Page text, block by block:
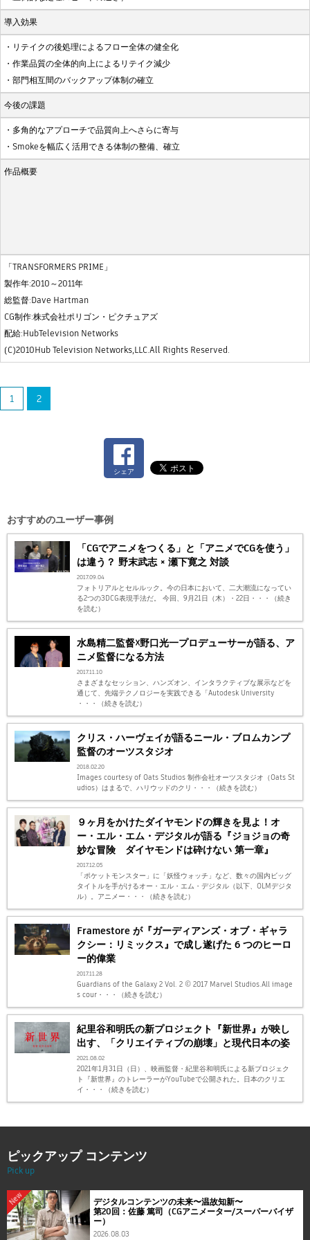
導入効果
・リテイクの後処理によるフロー全体の健全化
・作業品質の全体的向上によるリテイク減少
・部門相互間のバックアップ体制の確立
今後の課題
・多角的なアプローチで品質向上へさらに寄与
・Smokeを幅広く活用できる体制の整備、確立
作品概要
「TRANSFORMERS PRIME」
製作年:2010～2011年
総監督:Dave Hartman
CG制作:株式会社ポリゴン・ピクチュアズ
配給:HubTelevision Networks
(C)2010Hub Television Networks,LLC.All Rights Reserved.
1 2
シェア
おすすめのユーザー事例
「CGでアニメをつくる」と「アニメでCGを使う」
は違う？ 野末武志 × 瀬下寛之 対談
2017.09.04
フォトリアルとセルルック。今の日本において、二大潮流になってい
る2つの3DCG表現手法だ。 今回、9月21日（木）・22日・・・（続き
を読む）
水島精二監督☓野口光一プロデューサーが語る、ア
ニメ監督になる方法
2017.11.10
さまざまなセッション、ハンズオン、インタラクティブな展示などを
通じて、先端テクノロジーを実践できる「Autodesk University
・・・（続きを読む）
クリス・ハーヴェイが語るニール・ブロムカンプ
監督のオーツスタジオ
2018.02.20
Images courtesy of Oats Studios 制作会社オーツスタジオ（Oats St
udios）はまるで、ハリウッドのクリ・・・（続きを読む）
９ヶ月をかけたダイヤモンドの輝きを見よ！オ
ー・エル・エム・デジタルが語る『ジョジョの奇
妙な冒険 ダイヤモンドは砕けない 第一章』
2017.12.05
「ポケットモンスター」に「妖怪ウォッチ」など、数々の国内ビッグ
タイトルを手がけるオー・エル・エム・デジタル（以下、OLMデジタ
ル）。アニメー・・・（続きを読む）
Framestore が『ガーディアンズ・オブ・ギャラ
クシー：リミックス』で成し遂げた 6 つのヒーロ
ー的偉業
2017.11.28
Guardians of the Galaxy 2 Vol. 2 © 2017 Marvel Studios.All image
s cour・・・（続きを読む）
紀里谷和明氏の新プロジェクト『新世界』が映し
出す、「クリエイティブの崩壊」と現代日本の姿
2021.08.02
2021年1月31日（日）、映画監督・紀里谷和明氏による新プロジェク
ト『新世界』のトレーラーがYouTubeで公開された。日本のクリエ
イ・・・（続きを読む）
ピックアップ コンテンツ
Pick up
New
デジタルコンテンツの未来〜温故知新〜
第20回：佐藤 篤司（CGアニメーター/スーパーバイザ
ー）
2026.08.03